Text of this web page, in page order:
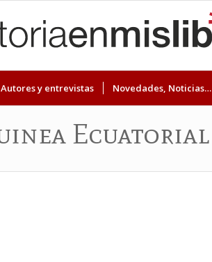
Autores y entrevistas Novedades, Noticias…
Ecuatorial